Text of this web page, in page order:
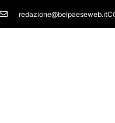
redazione@belpaeseweb.it